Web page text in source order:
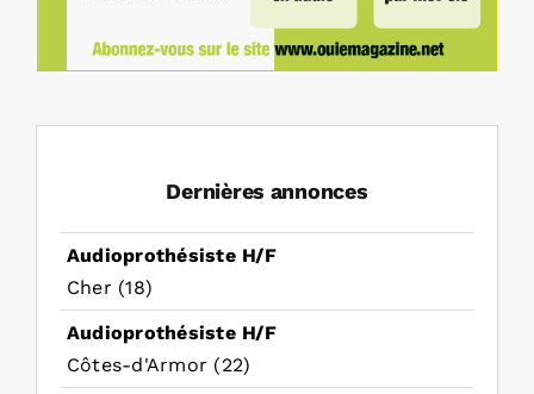
Dernières annonces
Audioprothésiste H/F
Cher (18)
Audioprothésiste H/F
Côtes-d'Armor (22)